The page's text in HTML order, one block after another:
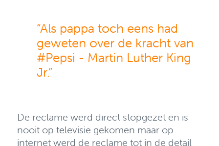
“Als pappa toch eens had
geweten over de kracht van
#Pepsi - Martin Luther King
Jr.”
De reclame werd direct stopgezet en is
nooit op televisie gekomen maar op
internet werd de reclame tot in de detail